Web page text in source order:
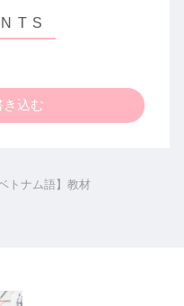
き込む
ベトナム語】教材